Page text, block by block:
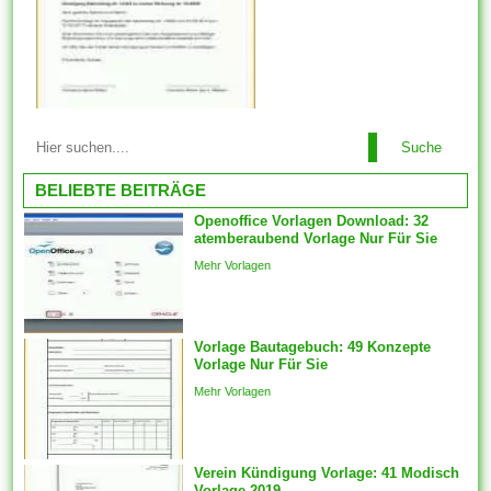
Dreckloch betritt. Die Vorlagen
sind sehr nützlich, da Sie dies
dasselbe verwenden oder
vornehmen können....
Gliederung des weiteren
verbessert die Vorbereitung
eines Mietvertrags. Überlegen
Sie daran, dass es sich um
eine Vorlage handelt. Diese
müssen daher die
ist besser, ein paar
Mietvertragsvorlage von
einem professionellen Anwalt
abgeschlossen erhalten...
Suche
BELIEBTE BEITRÄGE
Openoffice Vorlagen Download: 32
atemberaubend Vorlage Nur Für Sie
Mehr Vorlagen
Vorlage Bautagebuch: 49 Konzepte
Vorlage Nur Für Sie
Mehr Vorlagen
Verein Kündigung Vorlage: 41 Modisch